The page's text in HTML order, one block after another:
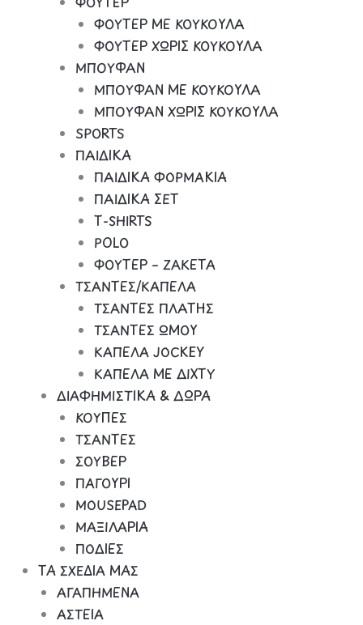
ΦΟΥΤΕΡ ΜΕ ΚΟΥΚΟΥΛΑ
ΦΟΥΤΕΡ ΧΩΡΙΣ ΚΟΥΚΟΥΛΑ
ΜΠΟΥΦΑΝ
ΜΠΟΥΦΑΝ ΜΕ ΚΟΥΚΟΥΛΑ
ΜΠΟΥΦΑΝ ΧΩΡΙΣ ΚΟΥΚΟΥΛΑ
SPORTS
ΠΑΙΔΙΚΑ
ΠΑΙΔΙΚΑ ΦΟΡΜΑΚΙΑ
ΠΑΙΔΙΚΑ ΣΕΤ
Τ-SHIRTS
POLO
ΦΟΥΤΕΡ – ΖΑΚΕΤΑ
ΤΣΑΝΤΕΣ/ΚΑΠΕΛΑ
ΤΣΑΝΤΕΣ ΠΛΑΤΗΣ
ΤΣΑΝΤΕΣ ΩΜΟΥ
ΚΑΠΕΛΑ JOCKEY
ΚΑΠΕΛΑ ΜΕ ΔΙΧΤΥ
ΔΙΑΦΗΜΙΣΤΙΚΑ & ΔΩΡΑ
ΚΟΥΠΕΣ
ΤΣΑΝΤΕΣ
ΣΟΥΒΕΡ
ΠΑΓΟΥΡΙ
MOUSEPAD
ΜΑΞΙΛΑΡΙΑ
ΠΟΔΙΕΣ
ΤΑ ΣΧΕΔΙΑ ΜΑΣ
ΑΓΑΠΗΜΕΝΑ
ΑΣΤΕΙΑ